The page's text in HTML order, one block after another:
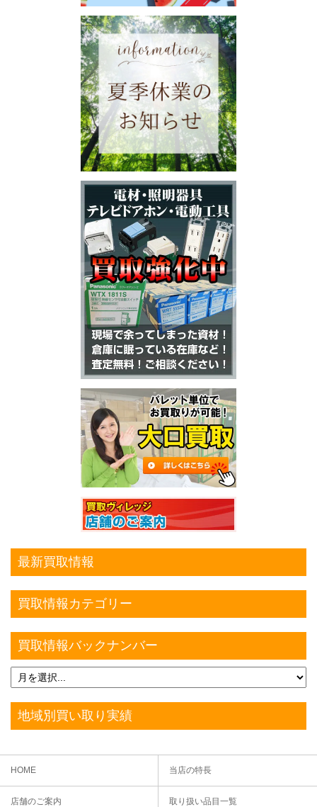
最新買取情報
買取情報カテゴリー
買取情報バックナンバー
地域別買い取り実績
HOME 当店の特長
店舗のご案内 取り扱い品目一覧